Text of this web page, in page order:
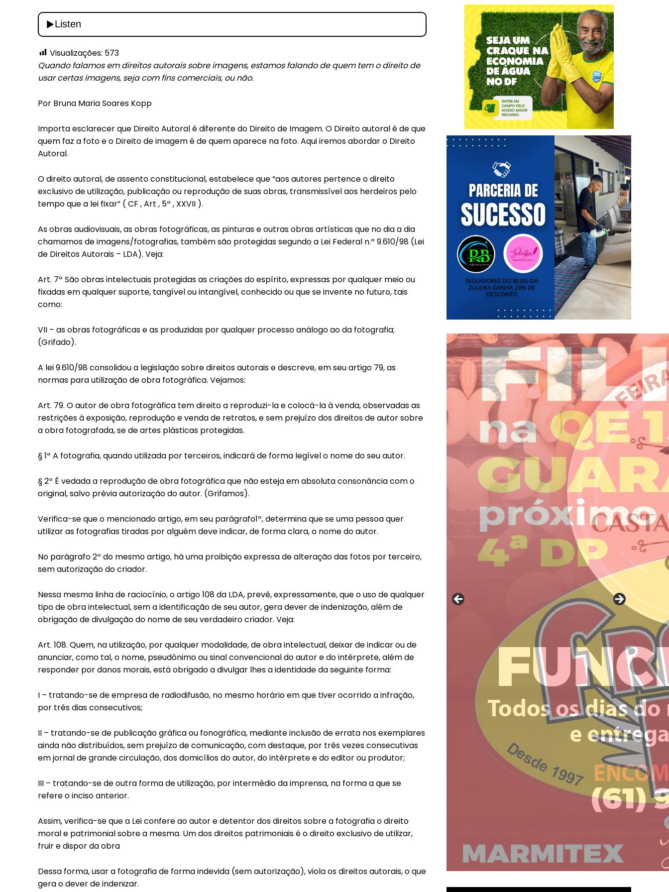
Free
Included for free:
Etiam est nibh, lobortis sit
Praesent euismod ac
Ut mollis pellentesque tortor
Nullam eu erat condimentum
Donec quis est ac felis
Pro
Etiam est nibh, lobortis sit
Nullam eu erat condimentum
Donec quis est ac felis
Visualizações: 573
Quando falamos em direitos autorais sobre imagens, estamos falando de quem tem o direito de
usar certas imagens, seja com fins comerciais, ou não.
Por Bruna Maria Soares Kopp
Importa esclarecer que Direito Autoral é diferente do Direito de Imagem. O Direito autoral é de que
quem faz a foto e o Direito de imagem é de quem aparece na foto. Aqui iremos abordar o Direito
Autoral.
O direito autoral, de assento constitucional, estabelece que “aos autores pertence o direito
exclusivo de utilização, publicação ou reprodução de suas obras, transmissível aos herdeiros pelo
tempo que a lei fixar” ( CF , Art , 5º , XXVII ).
As obras audiovisuais, as obras fotográficas, as pinturas e outras obras artísticas que no dia a dia
chamamos de imagens/fotografias, também são protegidas segundo a Lei Federal n.º 9.610/98 (Lei
de Direitos Autorais – LDA). Veja:
Art. 7º São obras intelectuais protegidas as criações do espírito, expressas por qualquer meio ou
fixadas em qualquer suporte, tangível ou intangível, conhecido ou que se invente no futuro, tais
como:
VII – as obras fotográficas e as produzidas por qualquer processo análogo ao da fotografia;
(Grifado).
A lei 9.610/98 consolidou a legislação sobre direitos autorais e descreve, em seu artigo 79, as
normas para utilização de obra fotográfica. Vejamos:
Art. 79. O autor de obra fotográfica tem direito a reproduzi-la e colocá-la à venda, observadas as
restrições à exposição, reprodução e venda de retratos, e sem prejuízo dos direitos de autor sobre
a obra fotografada, se de artes plásticas protegidas.
§ 1º A fotografia, quando utilizada por terceiros, indicará de forma legível o nome do seu autor.
§ 2º É vedada a reprodução de obra fotográfica que não esteja em absoluta consonância com o
original, salvo prévia autorização do autor. (Grifamos).
Verifica-se que o mencionado artigo, em seu parágrafo1º, determina que se uma pessoa quer
utilizar as fotografias tiradas por alguém deve indicar, de forma clara, o nome do autor.
No parágrafo 2º do mesmo artigo, há uma proibição expressa de alteração das fotos por terceiro,
sem autorização do criador.
Nessa mesma linha de raciocínio, o artigo 108 da LDA, prevê, expressamente, que o uso de qualquer
tipo de obra intelectual, sem a identificação de seu autor, gera dever de indenização, além de
obrigação de divulgação do nome de seu verdadeiro criador. Veja:
Art. 108. Quem, na utilização, por qualquer modalidade, de obra intelectual, deixar de indicar ou de
anunciar, como tal, o nome, pseudônimo ou sinal convencional do autor e do intérprete, além de
responder por danos morais, está obrigado a divulgar lhes a identidade da seguinte forma:
I – tratando-se de empresa de radiodifusão, no mesmo horário em que tiver ocorrido a infração,
por três dias consecutivos;
II – tratando-se de publicação gráfica ou fonográfica, mediante inclusão de errata nos exemplares
ainda não distribuídos, sem prejuízo de comunicação, com destaque, por três vezes consecutivas
em jornal de grande circulação, dos domicílios do autor, do intérprete e do editor ou produtor;
III – tratando-se de outra forma de utilização, por intermédio da imprensa, na forma a que se
refere o inciso anterior.
Assim, verifica-se que a Lei confere ao autor e detentor dos direitos sobre a fotografia o direito
moral e patrimonial sobre a mesma. Um dos direitos patrimoniais é o direito exclusivo de utilizar,
fruir e dispor da obra
Dessa forma, usar a fotografia de forma indevida (sem autorização), viola os direitos autorais, o que
gera o dever de indenizar.